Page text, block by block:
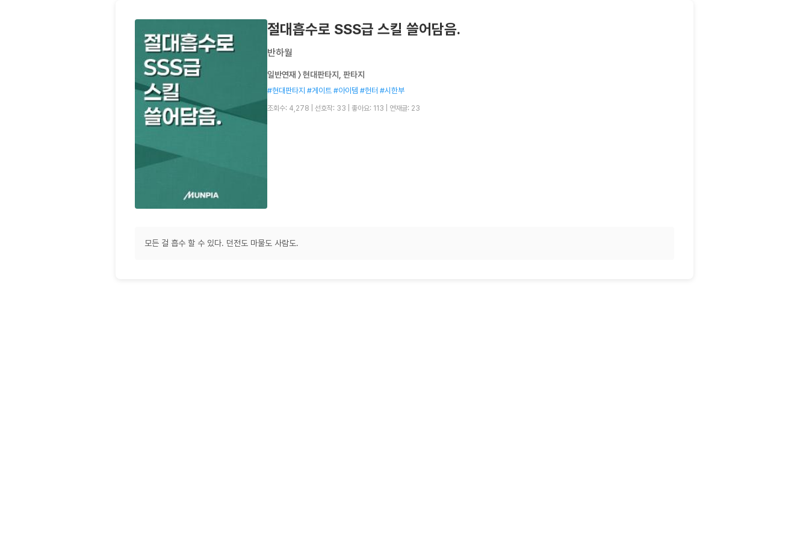
절대흡수로 SSS급 스킬 쓸어담음.
반하월
일반연재 〉 현대판타지, 판타지
#현대판타지 #게이트 #아이템 #헌터 #시한부
조회수: 4,278 선호작: 33 좋아요: 113 연재글: 23
모든 걸 흡수 할 수 있다. 던전도 마물도 사람도.